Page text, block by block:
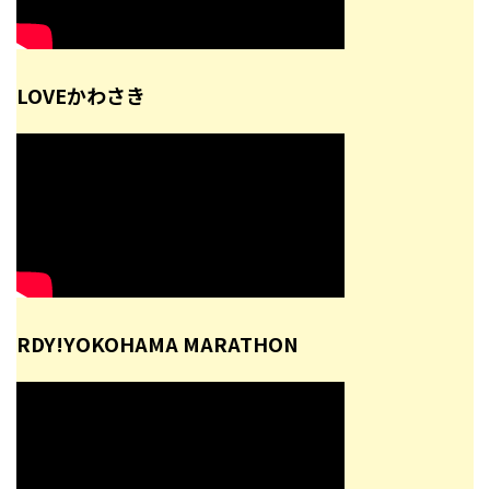
LOVEかわさき
RDY!YOKOHAMA MARATHON